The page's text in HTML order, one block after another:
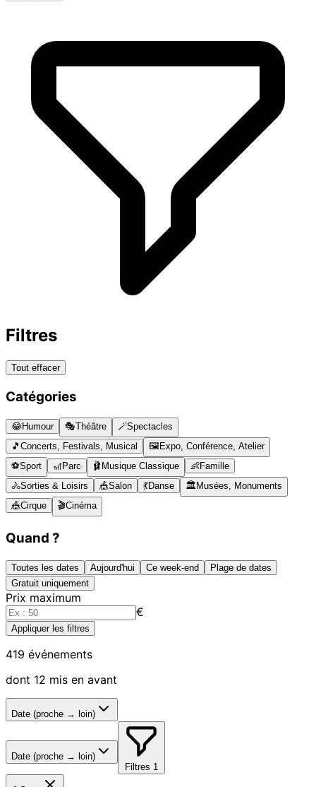
Filtres
Tout effacer
Catégories
😂Humour 🎭Théâtre 🪄Spectacles
🎵 Concerts, Festivals, Musical 🖼️ Expo, Conférence, Atelier
⚽Sport 🎢Parc 🩰 Musique Classique 👶Famille
🚴Sorties & Loisirs 🎪Salon 💃Danse 🏛️ Musées, Monuments
🎪Cirque 🎬Cinéma
Quand ?
Toutes les dates Aujourd'hui Ce week-end
Plage de dates
Gratuit uniquement
Prix maximum
€
Appliquer les filtres
419 événements
dont 12 mis en avant
Date (proche → loin)
Date (proche → loin)
Filtres 1